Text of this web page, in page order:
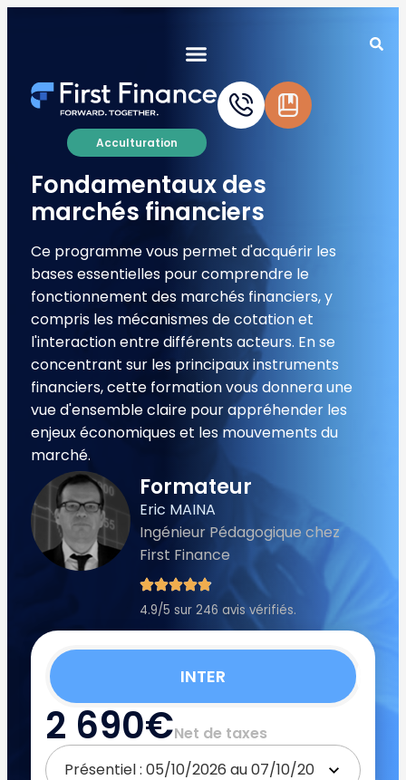
Acculturation
Fondamentaux des
marchés financiers
Ce programme vous permet d'acquérir les
bases essentielles pour comprendre le
fonctionnement des marchés financiers, y
compris les mécanismes de cotation et
l'interaction entre différents acteurs. En se
concentrant sur les principaux instruments
financiers, cette formation vous donnera une
vue d'ensemble claire pour appréhender les
enjeux économiques et les mouvements du
marché.
Formateur
Eric MAINA
Ingénieur Pédagogique chez
First Finance
4.9/5 sur 246 avis vérifiés.
INTER
2 690€Net de taxes